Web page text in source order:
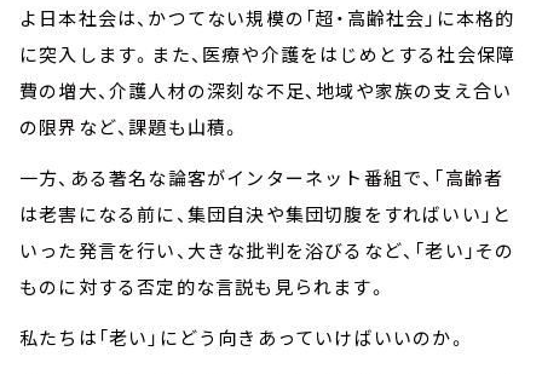
よ日本社会は、かつてない規模の「超・高齢社会」に本格的
に突入します。また、医療や介護をはじめとする社会保障
費の増大、介護人材の深刻な不足、地域や家族の支え合い
の限界など、課題も山積。
一方、ある著名な論客がインターネット番組で、「高齢者
は老害になる前に、集団自決や集団切腹をすればいい」と
いった発言を行い、大きな批判を浴びるなど、「老い」その
ものに対する否定的な言説も見られます。
私たちは「老い」にどう向きあっていけばいいのか。